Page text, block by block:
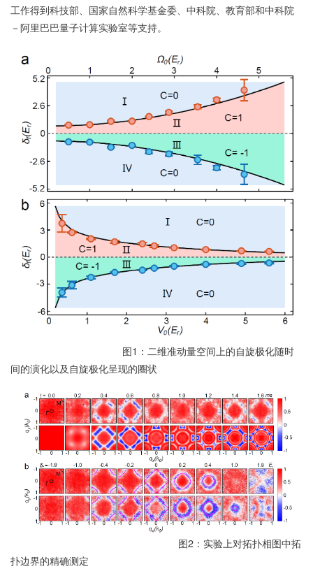
工作得到科技部、国家自然科学基金委、中科院、教育部和中科院
－阿里巴巴量子计算实验室等支持。
图1：二维准动量空间上的自旋极化随时
间的演化以及自旋极化呈现的圈状
图2：实验上对拓扑相图中拓
扑边界的精确测定